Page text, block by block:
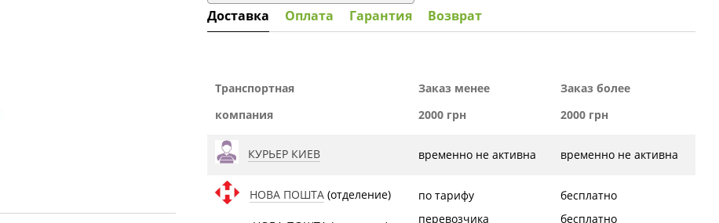
Доставка Оплата Гарантия Возврат
Транспортная
компания
Заказ менее
2000 грн
Заказ более
2000 грн
КУРЬЕР КИЕВ временно не активна временно не активна
НОВА ПОШТА (отделение)
по тарифу
перевозчика
бесплатно
бесплатно